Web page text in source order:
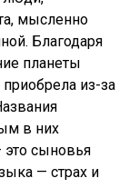
мысленно
Благодаря
планеты
из-за
в них
сыновья
— страх и